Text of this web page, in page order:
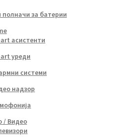
полначи за батерии
асистенти
уреди
системи
надзор
/ Видео